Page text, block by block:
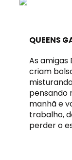
QUEENS
As amigas
criam
pensando
manhã e
trabalho,
perder o